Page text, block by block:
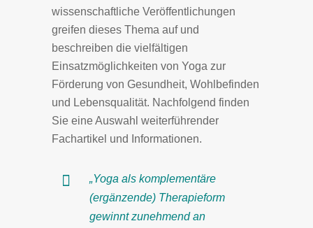
wissenschaftliche Veröffentlichungen
greifen dieses Thema auf und
beschreiben die vielfältigen
Einsatzmöglichkeiten von Yoga zur
Förderung von Gesundheit, Wohlbefinden
und Lebensqualität. Nachfolgend finden
Sie eine Auswahl weiterführender
Fachartikel und Informationen.
„Yoga als komplementäre
(ergänzende) Therapieform
gewinnt zunehmend an